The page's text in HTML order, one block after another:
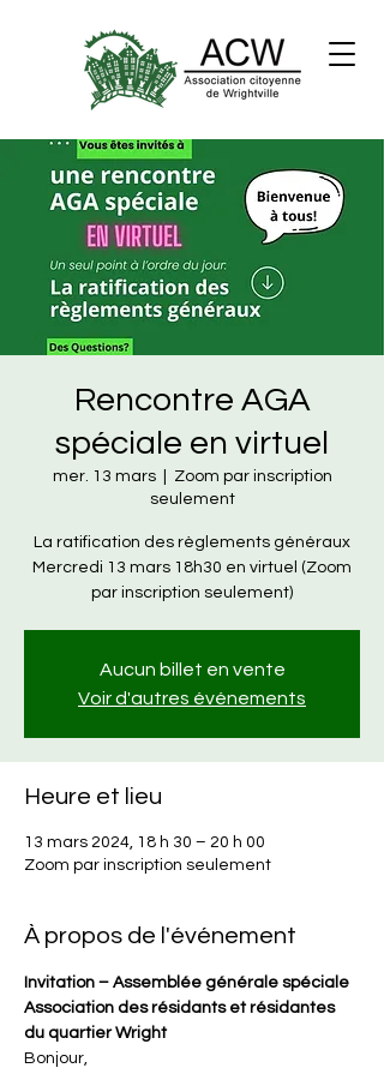
Rencontre AGA
spéciale en virtuel
mer. 13 mars
  |
Zoom par inscription
seulement
La ratification des règlements généraux
Mercredi 13 mars 18h30 en virtuel (Zoom
par inscription seulement)
Aucun billet en vente
Voir d'autres événements
Heure et lieu
13 mars 2024, 18 h 30 – 20 h 00
Zoom par inscription seulement
À propos de l'événement
Invitation – Assemblée générale spéciale
Association des résidants et résidantes
du quartier Wright
Bonjour,